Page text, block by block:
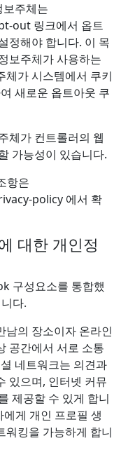
보주체는
out 링크에서 옵트
정해야 합니다. 이 목
보주체가 사용하는
체가 시스템에서 쿠키
새로운 옵트아웃 쿠
체가 컨트롤러의 웹
가능성이 있습니다.
항은
policy 에서 확
대한 개인정
구성요소를 통합했
다.
남의 장소이자 온라인
공간에서 서로 소통
네트워크는 의견과
있으며, 인터넷 커뮤
제공할 수 있게 합니
게 개인 프로필 생
워킹을 가능하게 합니